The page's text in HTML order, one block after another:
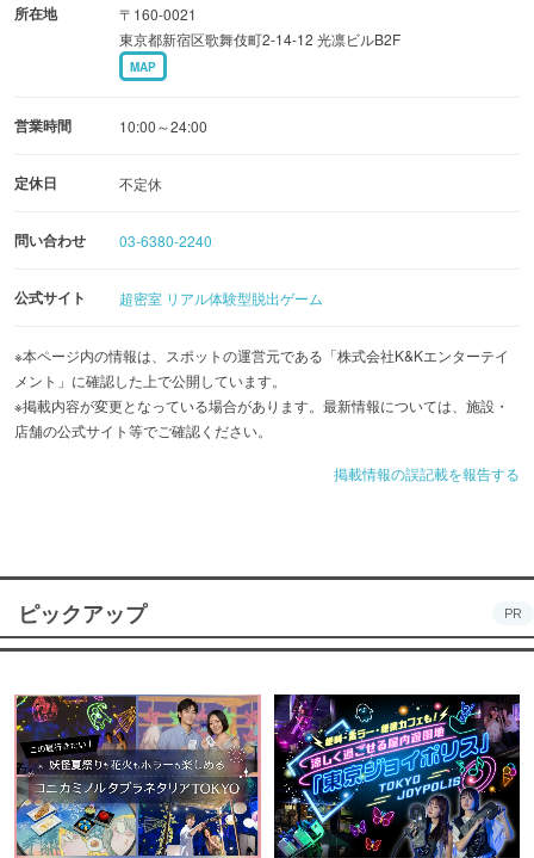
ジすれば、どちらもテンションが上がること間違いなし！
22時まで受付（24時まで営業）しているので、夕食後や仕
事帰りに遊びたい人にもオススメです。
所在地
〒160-0021
東京都新宿区歌舞伎町2-14-12 光凛ビルB2F
MAP
営業時間 10:00～24:00
定休日 不定休
問い合わせ 03-6380-2240
公式サイト 超密室 リアル体験型脱出ゲーム
※本ページ内の情報は、スポットの運営元である「株式会社K&Kエンターテイ
メント」に確認した上で公開しています。
※掲載内容が変更となっている場合があります。最新情報については、施設・
店舗の公式サイト等でご確認ください。
掲載情報の誤記載を報告する
ピックアップ PR